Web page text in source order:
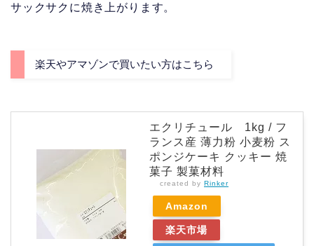
サックサクに焼き上がります。
楽天やアマゾンで買いたい方はこちら
エクリチュール 1kg / フ
ランス産 薄力粉 小麦粉 ス
ポンジケーキ クッキー 焼
菓子 製菓材料
created by Rinker
Amazon
楽天市場